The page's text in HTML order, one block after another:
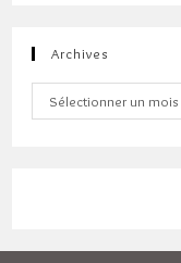
Archives
Archives
Sélectionner un mois